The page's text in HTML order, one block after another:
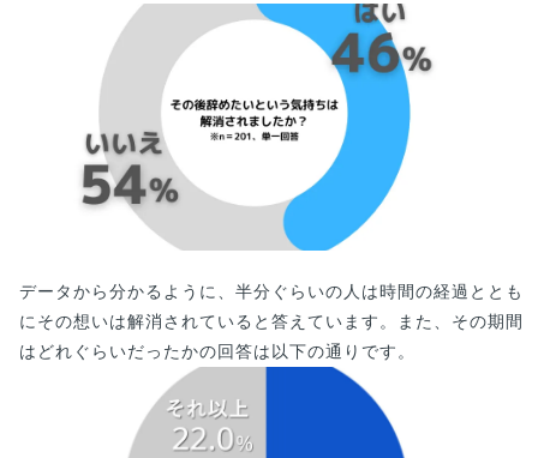
データから分かるように、半分ぐらいの人は時間の経過ととも
にその想いは解消されていると答えています。また、その期間
はどれぐらいだったかの回答は以下の通りです。